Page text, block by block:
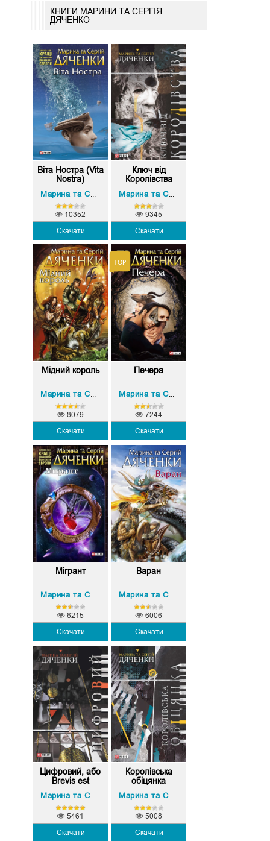
КНИГИ МАРИНИ ТА СЕРГІЯ
ДЯЧЕНКО
Віта Ностра (Vita
Nostra)
Марина та Сергій Дяченко
Скачати
10352
Ключ від
Королівства
Марина та Сергій Дяченко
Скачати
9345
Мідний король
Марина та Сергій Дяченко
Скачати
8079
Печера
Марина та Сергій Дяченко
Скачати
7244
Мігрант
Марина та Сергій Дяченко
Скачати
6215
Варан
Марина та Сергій Дяченко
Скачати
6006
Цифровий, або
Brevis est
Марина та Сергій Дяченко
Скачати
5461
Королівська
обіцянка
Марина та Сергій Дяченко
Скачати
5008